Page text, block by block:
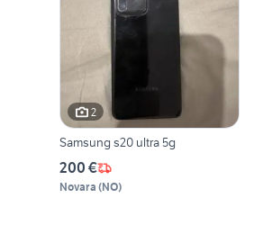
2
Samsung s20 ultra 5g
200 €
Novara (NO)